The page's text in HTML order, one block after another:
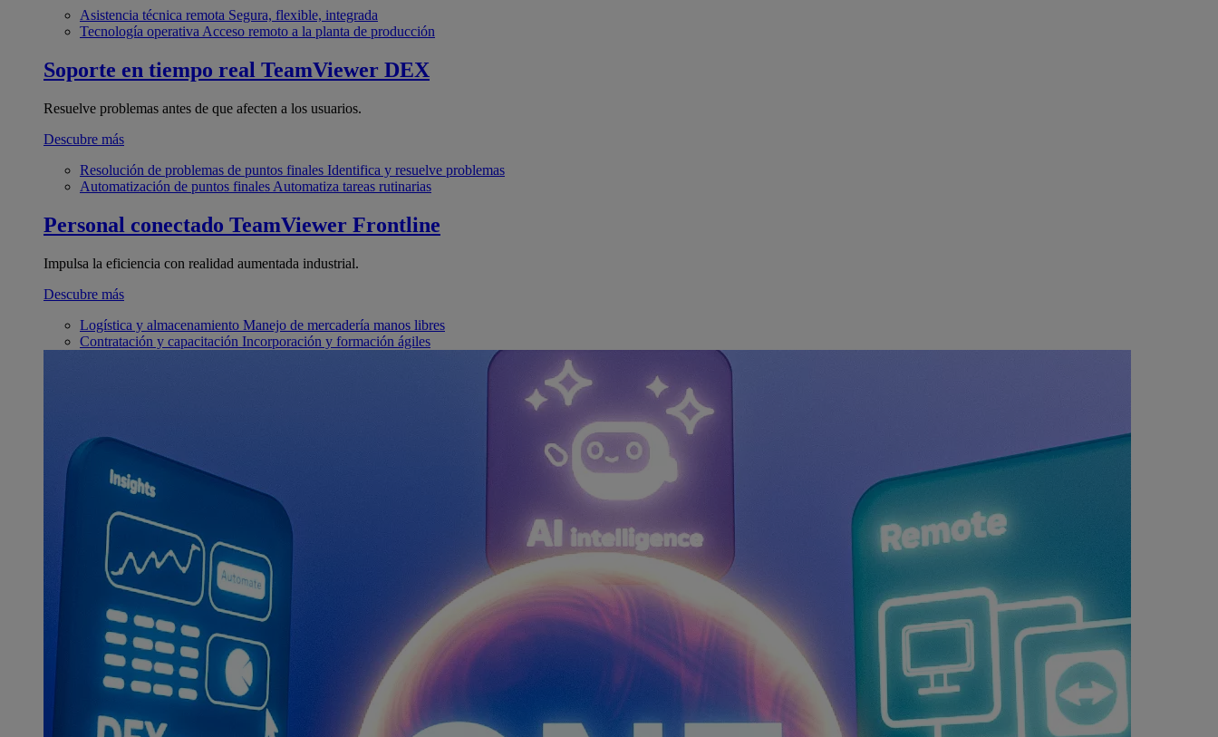
Asistencia técnica remota Segura, flexible, integrada
Tecnología operativa Acceso remoto a la planta de producción
Soporte en tiempo real TeamViewer DEX
Resuelve problemas antes de que afecten a los usuarios.
Descubre más
Resolución de problemas de puntos finales Identifica y resuelve problemas
Automatización de puntos finales Automatiza tareas rutinarias
Personal conectado TeamViewer Frontline
Impulsa la eficiencia con realidad aumentada industrial.
Descubre más
Logística y almacenamiento Manejo de mercadería manos libres
Contratación y capacitación Incorporación y formación ágiles